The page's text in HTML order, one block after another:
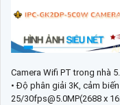
Camera Wifi PT trong nhà
• Độ phân giải 3K, cảm
25/30fps@5.0MP(2688 x